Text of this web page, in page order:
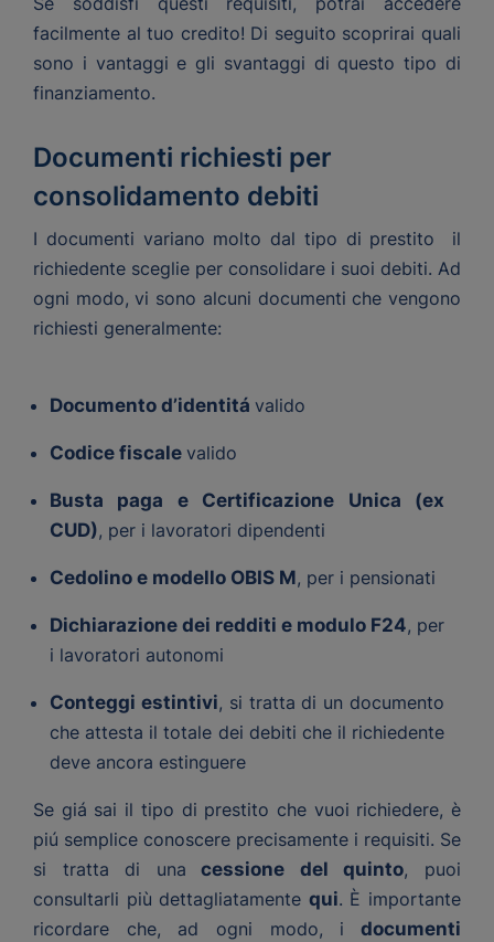
facilmente al tuo credito! Di seguito scoprirai quali
sono i vantaggi e gli svantaggi di questo tipo di
finanziamento.
Documenti richiesti per
consolidamento debiti
I documenti variano molto dal tipo di prestito il
richiedente sceglie per consolidare i suoi debiti. Ad
ogni modo, vi sono alcuni documenti che vengono
richiesti generalmente:
Documento d’identitá valido
Codice fiscale valido
Busta paga e Certificazione Unica (ex
CUD), per i lavoratori dipendenti
Cedolino e modello OBIS M, per i pensionati
Dichiarazione dei redditi e modulo F24, per
i lavoratori autonomi
Conteggi estintivi, si tratta di un documento
che attesta il totale dei debiti che il richiedente
deve ancora estinguere
Se giá sai il tipo di prestito che vuoi richiedere, è
piú semplice conoscere precisamente i requisiti. Se
si tratta di una cessione del quinto, puoi
consultarli più dettagliatamente qui. È importante
ricordare che, ad ogni modo, i documenti